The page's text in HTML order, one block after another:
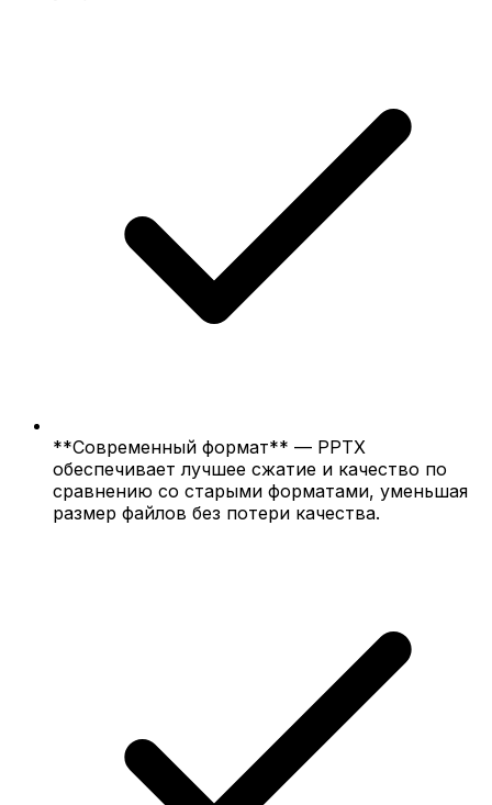
**Современный формат** — PPTX
обеспечивает лучшее сжатие и качество по
сравнению со старыми форматами, уменьшая
размер файлов без потери качества.